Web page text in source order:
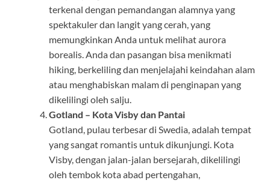
terkenal dengan pemandangan alamnya yang
spektakuler dan langit yang cerah, yang
memungkinkan Anda untuk melihat aurora
borealis. Anda dan pasangan bisa menikmati
hiking, berkeliling dan menjelajahi keindahan alam
atau menghabiskan malam di penginapan yang
dikelilingi oleh salju.
Gotland – Kota Visby dan Pantai
Gotland, pulau terbesar di Swedia, adalah tempat
yang sangat romantis untuk dikunjungi. Kota
Visby, dengan jalan-jalan bersejarah, dikelilingi
oleh tembok kota abad pertengahan,